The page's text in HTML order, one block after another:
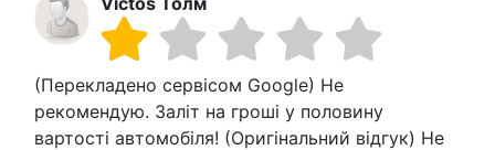
(Перекладено сервісом Google) Не
рекомендую. Заліт на гроші у половину
вартості автомобіля! (Оригінальний відгук) Не